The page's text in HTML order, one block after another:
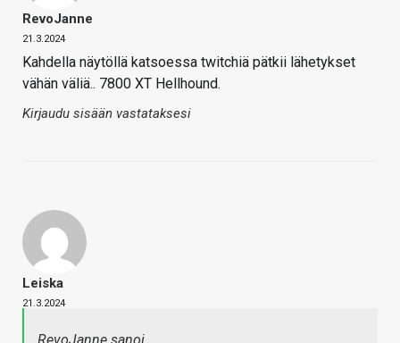
RevoJanne
21.3.2024
Kahdella näytöllä katsoessa twitchiä pätkii lähetykset
vähän väliä.. 7800 XT Hellhound.
Kirjaudu sisään vastataksesi
Leiska
21.3.2024